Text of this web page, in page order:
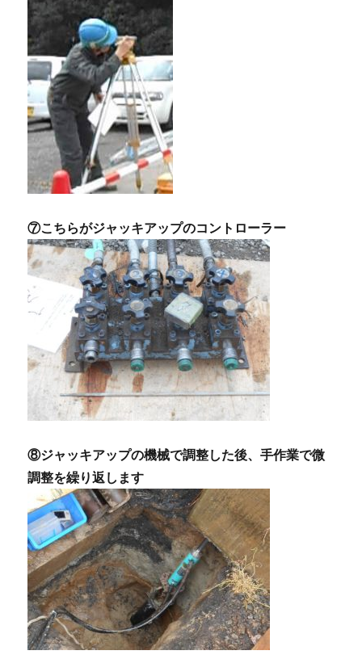
⑦こちらがジャッキアップのコントローラー
⑧ジャッキアップの機械で調整した後、手作業で微
調整を繰り返します